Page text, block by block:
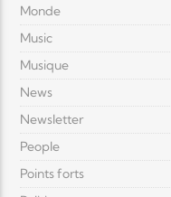
Monde
Music
Musique
News
Newsletter
People
Points forts